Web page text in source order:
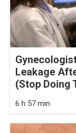
Leakage
(Stop Doing
6 h 57 min